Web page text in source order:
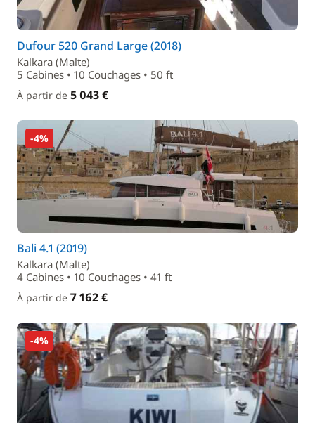
Dufour 520 Grand Large (2018)
Kalkara (Malte)
5 Cabines • 10 Couchages • 50 ft
À partir de 5 043 €
-4%
Bali 4.1 (2019)
Kalkara (Malte)
4 Cabines • 10 Couchages • 41 ft
À partir de 7 162 €
-4%